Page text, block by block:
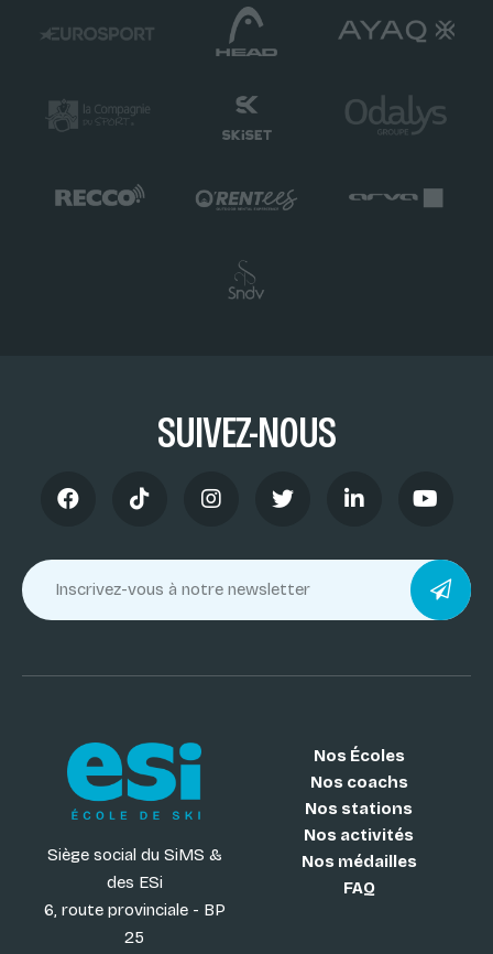
SUIVEZ-NOUS
Siège social du SiMS &
des ESi
6, route provinciale - BP
25
Nos Écoles
Nos coachs
Nos stations
Nos activités
Nos médailles
FAQ